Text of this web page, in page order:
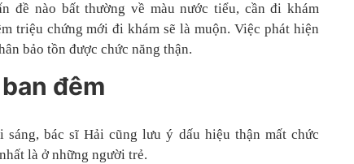
đề nào bất thường về màu nước tiểu, cần đi khám
triệu chứng mới đi khám sẽ là muộn. Việc phát hiện
bảo tồn được chức năng thận.
đêm
sáng, bác sĩ Hải cũng lưu ý dấu hiệu thận mất chức
là ở những người trẻ.